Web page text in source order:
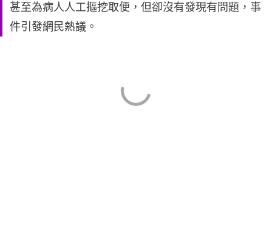
甚至為病人人工摳挖取便，但卻沒有發現有問題，事
件引發網民熱議。